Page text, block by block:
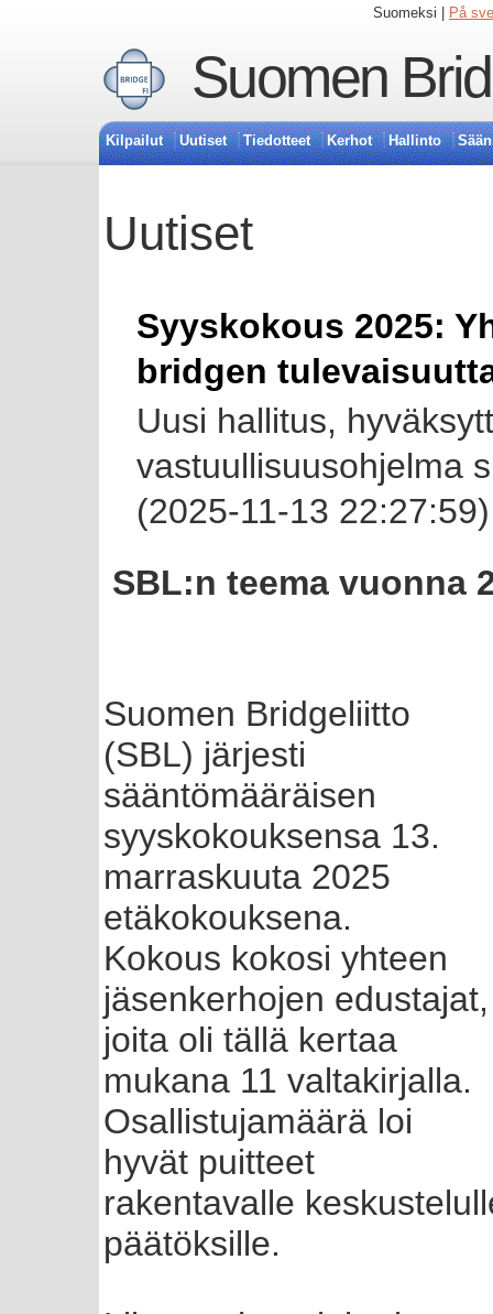
Suomeksi | På
Suomen
Kilpailut Uutiset Tiedotteet Kerhot Hallinto
Uutiset
Syyskokous 2025:
bridgen
Uusi hallitus,
vastuullisuusohjelma
(2025-11-13 22:27:59)
SBL:n teema vuonna
Suomen Bridgeliitto
(SBL) järjesti
sääntömääräisen
syyskokouksensa 13.
marraskuuta 2025
etäkokouksena.
Kokous kokosi yhteen
jäsenkerhojen edustajat,
joita oli tällä kertaa
mukana 11 valtakirjalla.
Osallistujamäärä loi
hyvät puitteet
rakentavalle
päätöksille.